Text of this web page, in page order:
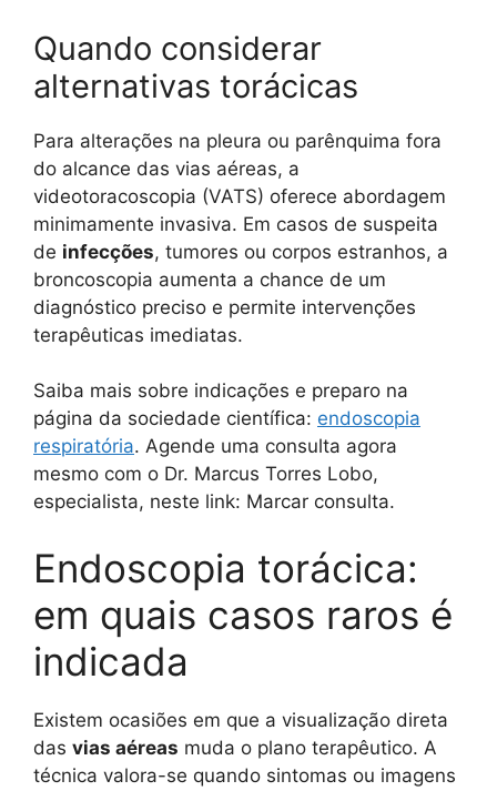
Quando considerar
alternativas torácicas
Para alterações na pleura ou parênquima fora
do alcance das vias aéreas, a
videotoracoscopia (VATS) oferece abordagem
minimamente invasiva. Em casos de suspeita
de infecções, tumores ou corpos estranhos, a
broncoscopia aumenta a chance de um
diagnóstico preciso e permite intervenções
terapêuticas imediatas.
Saiba mais sobre indicações e preparo na
página da sociedade científica: endoscopia
respiratória. Agende uma consulta agora
mesmo com o Dr. Marcus Torres Lobo,
especialista, neste link: Marcar consulta.
Endoscopia torácica:
em quais casos raros é
indicada
Existem ocasiões em que a visualização direta
das vias aéreas muda o plano terapêutico. A
técnica valora-se quando sintomas ou imagens